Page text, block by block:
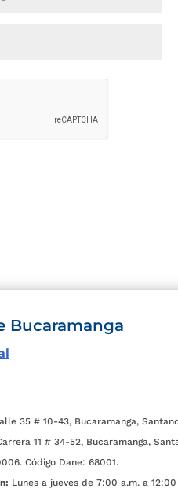
Bucaramanga
35 # 10-43, Bucaramanga,
11 # 34-52, Bucaramanga,
Código Dane: 68001.
Lunes a jueves de 7:00 a.m. a